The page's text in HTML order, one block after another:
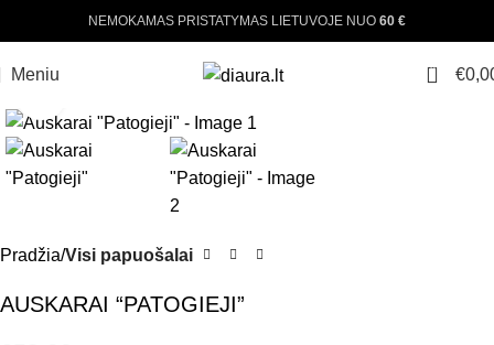
NEMOKAMAS PRISTATYMAS LIETUVOJE NUO 60 €
Meniu 0 €
Pradžia Visi papuošalai
AUSKARAI “PATOGIEJI”